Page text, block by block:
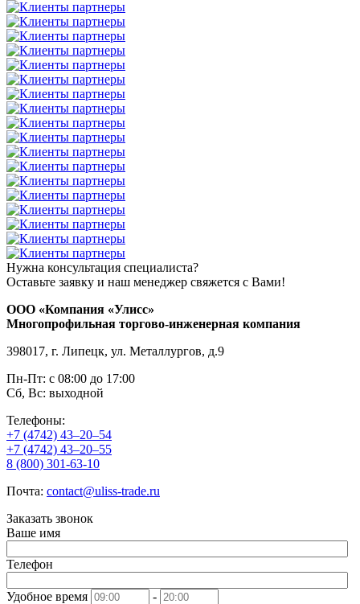
Нужна консультация специалиста?
Оставьте заявку и наш менеджер свяжется с Вами!
ООО «Компания «Улисс»
Многопрофильная торгово-инженерная компания
398017, г. Липецк, ул. Металлургов, д.9
Пн-Пт: с 08:00 до 17:00
Сб, Вс: выходной
Телефоны:
+7 (4742) 43–20–54
+7 (4742) 43–20–55
8 (800) 301-63-10
Почта: contact@uliss-trade.ru
Заказать звонок
Ваше имя
Телефон
Удобное время -